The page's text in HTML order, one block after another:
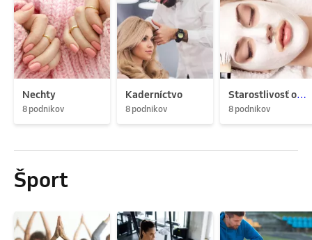
Nechty
8 podnikov
Kaderníctvo
8 podnikov
Starostlivosť o pleť
8 podnikov
Šport